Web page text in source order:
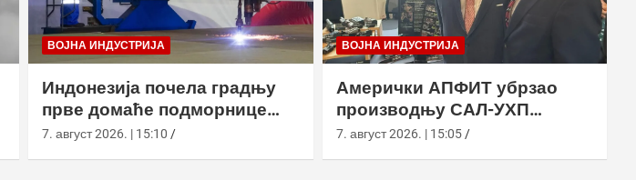
ВОЈНА ИНДУСТРИЈА
Индонезија почела градњу
прве домаће подморнице
класе Сцорпèне
7. август 2026. | 15:10
ВОЈНА ИНДУСТРИЈА
Амерички АПФИТ убрзао
производњу САЛ-УХП
ласера за УССОЦОМ
7. август 2026. | 15:05